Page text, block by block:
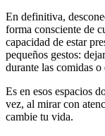
En definitiva,
forma consciente de
capacidad de estar
pequeños gestos:
durante las comidas
Es en esos espacios
vez, al mirar con
cambie tu vida.